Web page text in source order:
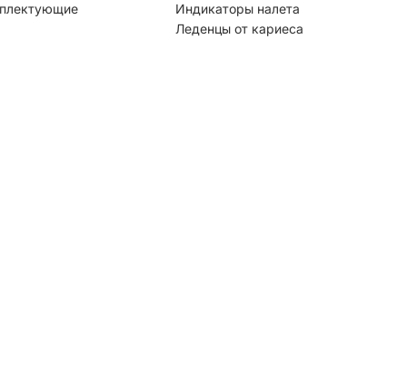
Индикаторы налета
Леденцы от кариеса